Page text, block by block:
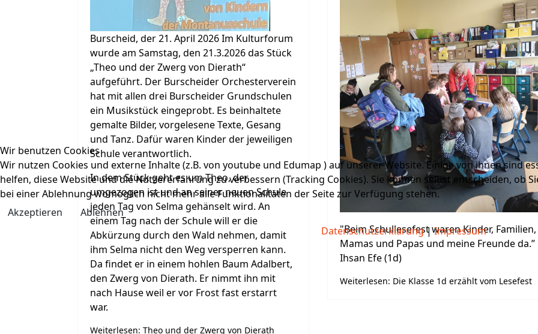
Burscheid, der 21. April 2026 Im Kulturforum
wurde am Samstag, den 21.3.2026 das Stück
„Theo und der Zwerg von Dierath“
aufgeführt. Der Burscheider Orchesterverein
hat mit allen drei Burscheider Grundschulen
ein Musikstück eingeprobt. Es beinhaltete
gemalte Bilder, vorgelesene Texte, Gesang
und Tanz. Dafür waren Kinder der jeweiligen
Schule verantwortlich.
In dem Stück geht es um Theo, der
umgezogen ist und an seiner neuen Schule
jeden Tag von Selma gehänselt wird. An
einem Tag nach der Schule will er die
Abkürzung durch den Wald nehmen, damit
ihm Selma nicht den Weg versperren kann.
Da findet er in einem hohlen Baum Adalbert,
den Zwerg von Dierath. Er nimmt ihn mit
nach Hause weil er vor Frost fast erstarrt
war.
Weiterlesen: Theo und der Zwerg von Dierath
"Beim Schullesefest waren Kinder, Familien,
Mamas und Papas und meine Freunde da.”
Ihsan Efe (1d)
Weiterlesen: Die Klasse 1d erzählt vom Lesefest
Wir benutzen Cookies
Wir nutzen Cookies und externe Inhalte (z.B. von youtube und Edumap ) auf unserer Website. Einige von ihnen sind
helfen, diese Website und die Nutzererfahrung zu verbessern (Tracking Cookies). Sie können selbst entscheiden, ob
bei einer Ablehnung womöglich nicht mehr alle Funktionalitäten der Seite zur Verfügung stehen.
Akzeptieren
Ablehnen
Datenschutzerklärung|Impressum